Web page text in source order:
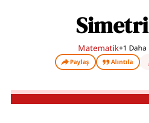
Simetri
Matematik+1 Daha
Paylaş Alıntıla